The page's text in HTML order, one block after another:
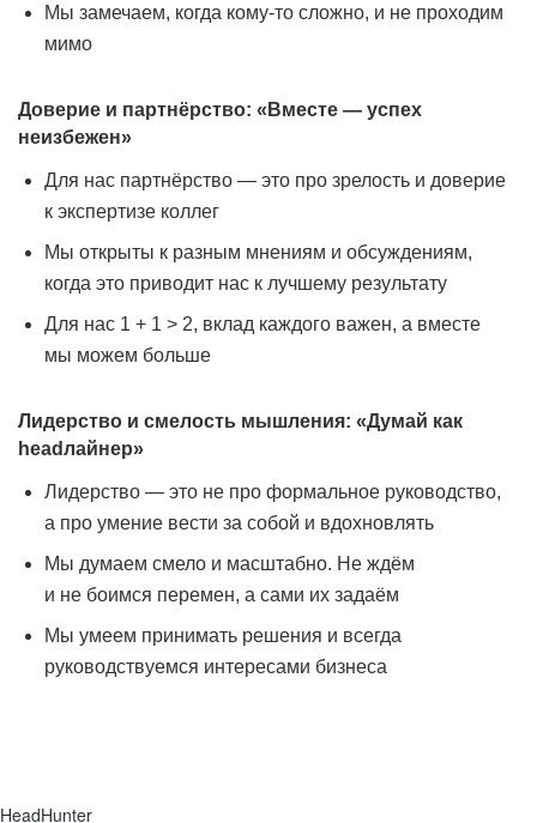
Мы замечаем, когда кому-то сложно, и не проходим
мимо
Доверие и партнёрство: «Вместе — успех
неизбежен»
Для нас партнёрство — это про зрелость и доверие
к экспертизе коллег
Мы открыты к разным мнениям и обсуждениям,
когда это приводит нас к лучшему результату
Для нас 1 + 1 > 2, вклад каждого важен, а вместе
мы можем больше
Лидерство и смелость мышления: «Думай как
headлайнер»
Лидерство — это не про формальное руководство,
а про умение вести за собой и вдохновлять
Мы думаем смело и масштабно. Не ждём
и не боимся перемен, а сами их задаём
Мы умеем принимать решения и всегда
руководствуемся интересами бизнеса
HeadHunter